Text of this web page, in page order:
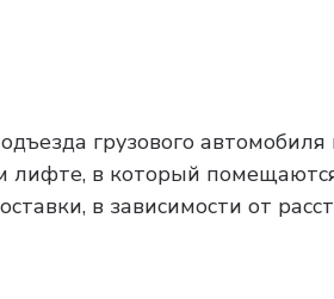
грузового автомобиля
в который
в зависимости от